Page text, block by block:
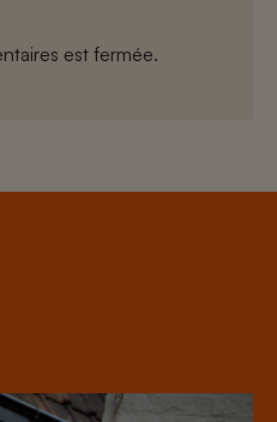
est fermée.